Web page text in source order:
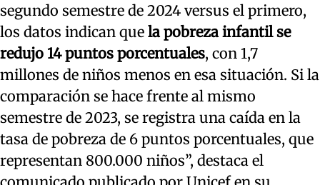
segundo semestre de 2024 versus el primero,
los datos indican que la pobreza infantil se
redujo 14 puntos porcentuales, con 1,7
millones de niños menos en esa situación. Si la
comparación se hace frente al mismo
semestre de 2023, se registra una caída en la
tasa de pobreza de 6 puntos porcentuales, que
representan 800.000 niños”, destaca el